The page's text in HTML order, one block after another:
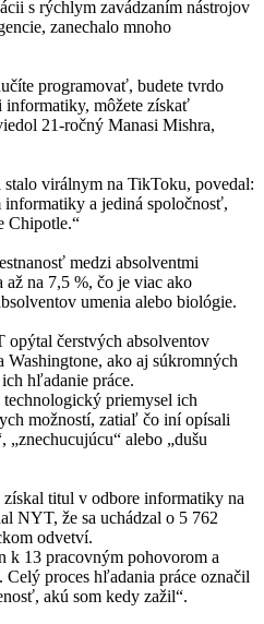
s rýchlym zavádzaním nástrojov
zanechalo mnoho
programovať, budete tvrdo
informatiky, môžete získať
21-ročný Manasi Mishra,
virálnym na TikToku, povedal:
informatiky a jediná spoločnosť,
Chipotle.“
medzi absolventmi
na 7,5 %, čo je viac ako
umenia alebo biológie.
čerstvých absolventov
ako aj súkromných
hľadanie práce.
priemysel ich
možností, zatiaľ čo iní opísali
„znechucujúcu“ alebo „dušu
titul v odbore informatiky na
NYT, že sa uchádzal o 5 762
odvetví.
k 13 pracovným pohovorom a
proces hľadania práce označil
akú som kedy zažil“.